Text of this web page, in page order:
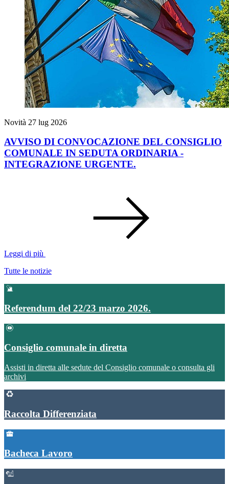
Novità 27 lug 2026
AVVISO DI CONVOCAZIONE DEL CONSIGLIO
COMUNALE IN SEDUTA ORDINARIA -
INTEGRAZIONE URGENTE.
Leggi di più
Tutte le notizie
Referendum del 22/23 marzo 2026.
Consiglio comunale in diretta
Assisti in diretta alle sedute del Consiglio comunale o consulta gli
archivi
Raccolta Differenziata
Bacheca Lavoro